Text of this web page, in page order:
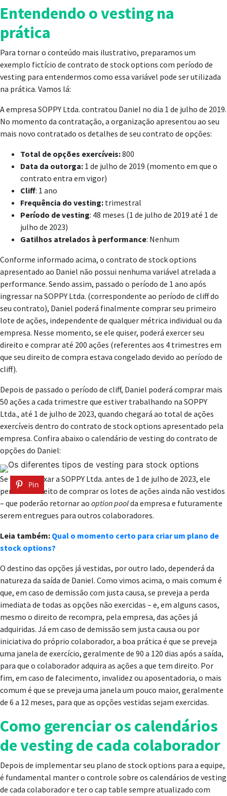
Entendendo o vesting na
prática
Para tornar o conteúdo mais ilustrativo, preparamos um
exemplo fictício de contrato de stock options com período de
vesting para entendermos como essa variável pode ser utilizada
na prática. Vamos lá:
A empresa SOPPY Ltda. contratou Daniel no dia 1 de julho de 2019.
No momento da contratação, a organização apresentou ao seu
mais novo contratado os detalhes de seu contrato de opções:
Total de opções exercíveis:800
Data da outorga: 1 de julho de 2019 (momento em que o
contrato entra em vigor)
Cliff: 1 ano
Frequência do vesting: trimestral
Período de vesting: 48 meses (1 de julho de 2019 até 1 de
julho de 2023)
Gatilhos atrelados à performance: Nenhum
Conforme informado acima, o contrato de stock options
apresentado ao Daniel não possui nenhuma variável atrelada a
performance. Sendo assim, passado o período de 1 ano após
ingressar na SOPPY Ltda. (correspondente ao período de cliff do
seu contrato), Daniel poderá finalmente comprar seu primeiro
lote de ações, independente de qualquer métrica individual ou da
empresa. Nesse momento, se ele quiser, poderá exercer seu
direito e comprar até 200 ações (referentes aos 4 trimestres em
que seu direito de compra estava congelado devido ao período de
cliff).
Depois de passado o período de cliff, Daniel poderá comprar mais
50 ações a cada trimestre que estiver trabalhando na SOPPY
Ltda., até 1 de julho de 2023, quando chegará ao total de ações
exercíveis dentro do contrato de stock options apresentado pela
empresa. Confira abaixo o calendário de vesting do contrato de
opções do Daniel:
Pin
Se Daniel deixar a SOPPY Ltda. antes de 1 de julho de 2023, ele
perderá o direito de comprar os lotes de ações ainda não vestidos
– que poderão retornar ao option poolda empresa e futuramente
serem entregues para outros colaboradores.
Leia também: Qual o momento certo para criar um plano de
stock options?
O destino das opções já vestidas, por outro lado, dependerá da
natureza da saída de Daniel. Como vimos acima, o mais comum é
que, em caso de demissão com justa causa, se preveja a perda
imediata de todas as opções não exercidas – e, em alguns casos,
mesmo o direito de recompra, pela empresa, das ações já
adquiridas. Já em caso de demissão sem justa causa ou por
iniciativa do próprio colaborador, a boa prática é que se preveja
uma janela de exercício, geralmente de 90 a 120 dias após a saída,
para que o colaborador adquira as ações a que tem direito. Por
fim, em caso de falecimento, invalidez ou aposentadoria, o mais
comum é que se preveja uma janela um pouco maior, geralmente
de 6 a 12 meses, para que as opções vestidas sejam exercidas.
Como gerenciar os calendários
de vesting de cada colaborador
Depois de implementar seu plano de stock options para a equipe,
é fundamental manter o controle sobre os calendários de vesting
de cada colaborador e ter o cap table sempre atualizado com